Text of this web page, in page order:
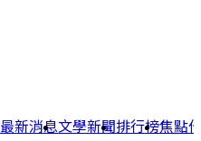
最新消息文學新聞排行榜焦點